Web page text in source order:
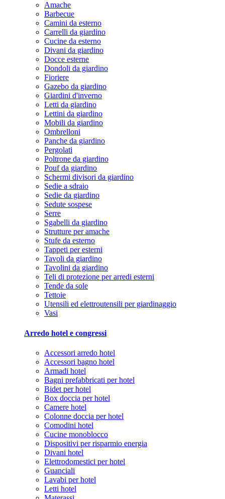
Amache
Barbecue
Camini da esterno
Carrelli da giardino
Cucine da esterno
Divani da giardino
Docce esterne
Dondoli da giardino
Fioriere
Gazebo da giardino
Giardini d'inverno
Letti da giardino
Lettini da giardino
Mobili da giardino
Ombrelloni
Panche da giardino
Pergolati
Poltrone da giardino
Pouf da giardino
Schermi divisori da giardino
Sedie a sdraio
Sedie da giardino
Sedute sospese
Serre
Sgabelli da giardino
Strutture per amache
Stufe da esterno
Tappeti per esterni
Tavoli da giardino
Tavolini da giardino
Teli di protezione per arredi esterni
Tende da sole
Tettoie
Utensili ed elettroutensili per giardinaggio
Vasi
Arredo hotel e congressi
Accessori arredo hotel
Accessori bagno hotel
Armadi hotel
Bagni prefabbricati per hotel
Bidet per hotel
Box doccia per hotel
Camere hotel
Colonne doccia per hotel
Comodini hotel
Cucine monoblocco
Dispositivi per risparmio energia
Divani hotel
Elettrodomestici per hotel
Guanciali
Lavabi per hotel
Letti hotel